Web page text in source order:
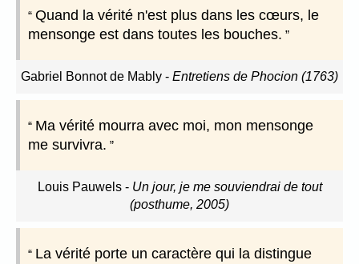
Quand la vérité n'est plus dans les cœurs, le
mensonge est dans toutes les bouches.
Gabriel Bonnot de Mably - Entretiens de Phocion (1763)
Ma vérité mourra avec moi, mon mensonge
me survivra.
Louis Pauwels- Un jour, je me souviendrai de tout
(posthume, 2005)
La vérité porte un caractère qui la distingue